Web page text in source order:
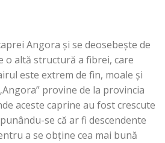
Angora și se deosebește de
o altă structură a fibrei, care
este extrem de fin, moale și
provine de la provincia
aceste caprine au fost crescute
se că ar fi descendente
a se obține cea mai bună